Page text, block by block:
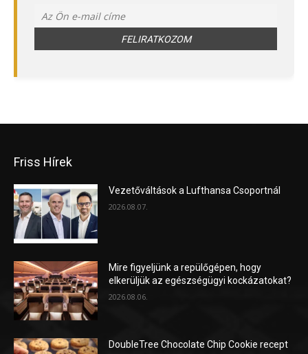
Friss Hírek
Vezetőváltások a Lufthansa Csoportnál
2026.08.07.
Mire figyeljünk a repülőgépen, hogy
elkerüljük az egészségügyi kockázatokat?
2026.08.06.
DoubleTree Chocolate Chip Cookie recept